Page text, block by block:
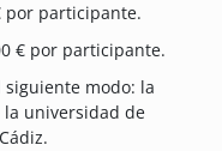
por participante.
€ por participante.
siguiente modo: la
universidad de